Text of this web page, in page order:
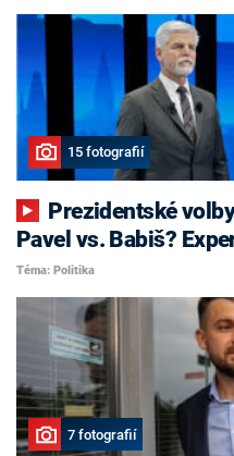
15 fotografií
Pavel vs. Babiš?
Téma: Politika
7 fotografií